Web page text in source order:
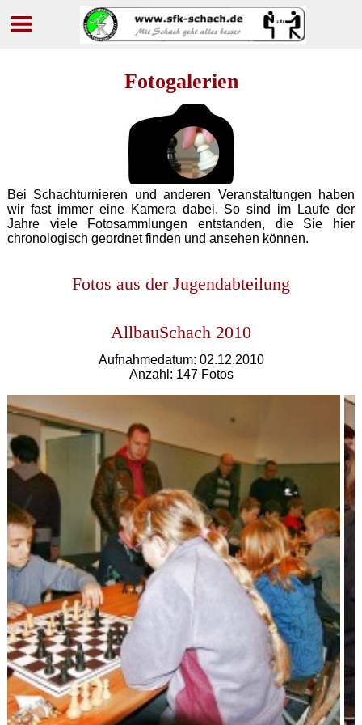
Fotogalerien
Bei Schachturnieren und anderen Veranstaltungen haben
wir fast immer eine Kamera dabei. So sind im Laufe der
Jahre viele Fotosammlungen entstanden, die Sie hier
chronologisch geordnet finden und ansehen können.
Fotos aus der Jugendabteilung
AllbauSchach 2010
Aufnahmedatum: 02.12.2010
Anzahl: 147 Fotos